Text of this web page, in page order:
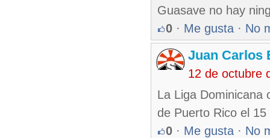
Guasave no hay
0 · Me gusta · No
Juan Carlos
12 de octubre
La Liga Dominicana
de Puerto Rico el
0 · Me gusta · No